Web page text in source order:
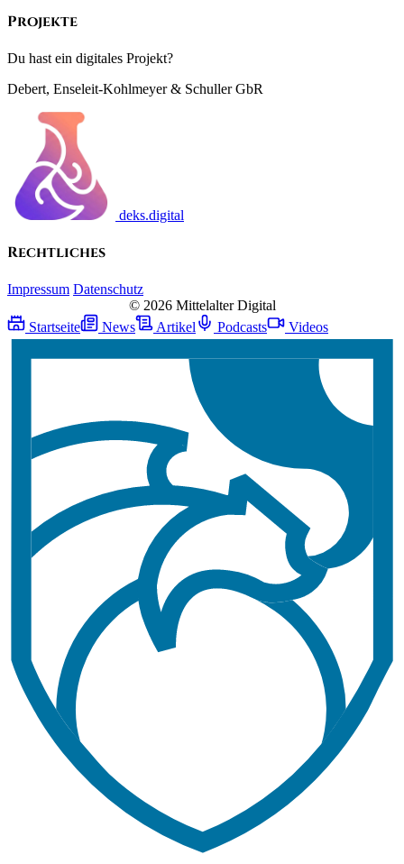
Projekte
Du hast ein digitales Projekt?
Debert, Enseleit-Kohlmeyer & Schuller GbR
deks.digital
Rechtliches
Impressum Datenschutz
© 2026 Mittelalter Digital
Startseite
News Artikel Podcasts Videos